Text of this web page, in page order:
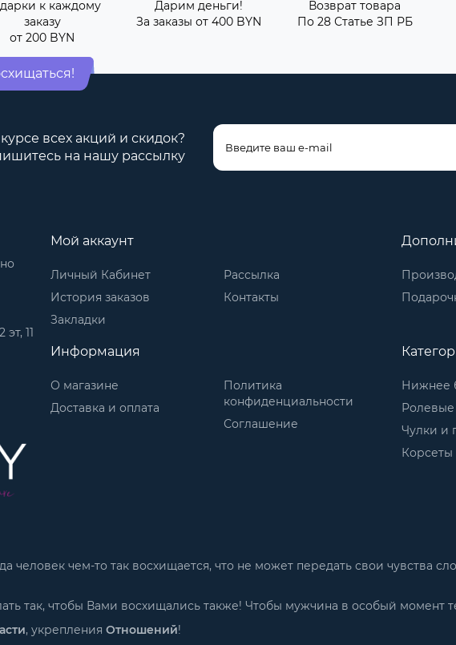
к каждому
заказу
от 200 BYN
Дарим деньги!
За заказы от 400 BYN
Возврат товара
По 28 Статье ЗП РБ
всех акций и скидок?
на нашу рассылку
11
Мой аккаунт
Личный Кабинет
История заказов
Закладки
Рассылка
Контакты
Информация
О магазине
Доставка и оплата
Политика
конфиденциальности
Соглашение
Нижнее
Чулки и
Корсеты
человек чем-то так восхищается, что не может передать свои чувства
так, чтобы Вами восхищались также! Чтобы мужчина в особый момент
, укрепления Отношений!